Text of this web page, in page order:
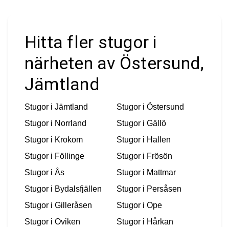
Hitta fler stugor i
närheten av Östersund,
Jämtland
Stugor i Jämtland Stugor i Östersund
Stugor i Norrland Stugor i Gällö
Stugor i Krokom Stugor i Hallen
Stugor i Föllinge Stugor i Frösön
Stugor i Ås Stugor i Mattmar
Stugor i Bydalsfjällen Stugor i Persåsen
Stugor i Gilleråsen Stugor i Ope
Stugor i Oviken Stugor i Hårkan